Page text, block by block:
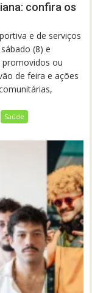
confira os
e de serviços
(8) e
promovidos ou
de feira e ações
Saúde